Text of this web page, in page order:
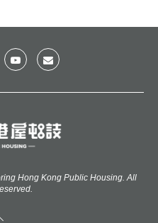
Hong Kong Public Housing. All